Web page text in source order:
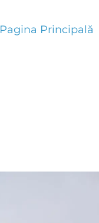
Pagina Principală